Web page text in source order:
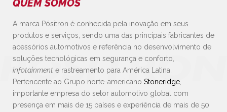
QUEM SOMOS
A marca Pósitron é conhecida pela inovação em seus
produtos e serviços, sendo uma das principais fabricantes de
acessórios automotivos e referência no desenvolvimento de
soluções tecnológicas em segurança e conforto,
infotainment e rastreamento para América Latina.
Pertencente ao Grupo norte-americano Stoneridge
importante empresa do setor automotivo global com
presença em mais de 15 países e experiência de mais de 50